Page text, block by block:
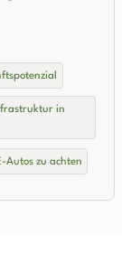
in
Autos zu achten